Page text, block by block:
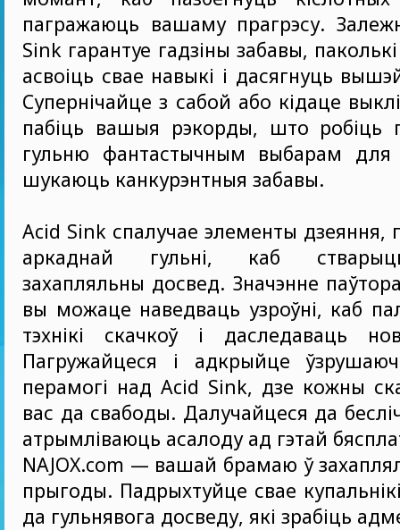
пагражаюць вашаму прагрэсу.
Sink гарантуе гадзіны забавы,
асвоіць свае навыкі і дасягнуць
Супернічайце з сабой або кідаце
пабіць вашыя рэкорды, што робіць
гульню фантастычным выбарам для
шукаюць канкурэнтныя забавы.
Acid Sink спалучае элементы дзеяння,
аркаднай гульні, каб
захапляльны досвед. Значэнне
вы можаце наведваць узроўні, каб
тэхнікі скачкоў і даследаваць
Пагружайцеся і адкрыйце
перамогі над Acid Sink, дзе кожны
вас да свабоды. Далучайцеся да
атрымліваюць асалоду ад гэтай
NAJOX.com — вашай брамаю ў
прыгоды. Падрыхтуйце свае
да гульнявога досведу, які зрабіць